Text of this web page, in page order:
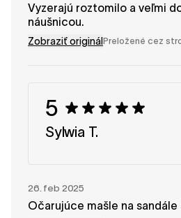
Vyzerajú roztomilo a veľmi
náušnicou.
Zobraziť originál Preložené cez
5
Sylwia T.
26. feb 2025
Očarujúce mašle na sandále